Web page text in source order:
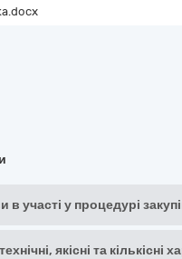
участі у процедурі
якісні та